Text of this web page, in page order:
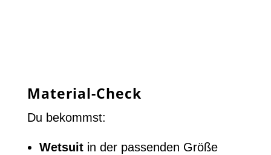
Material-Check
Du bekommst:
Wetsuitin der passenden Größe